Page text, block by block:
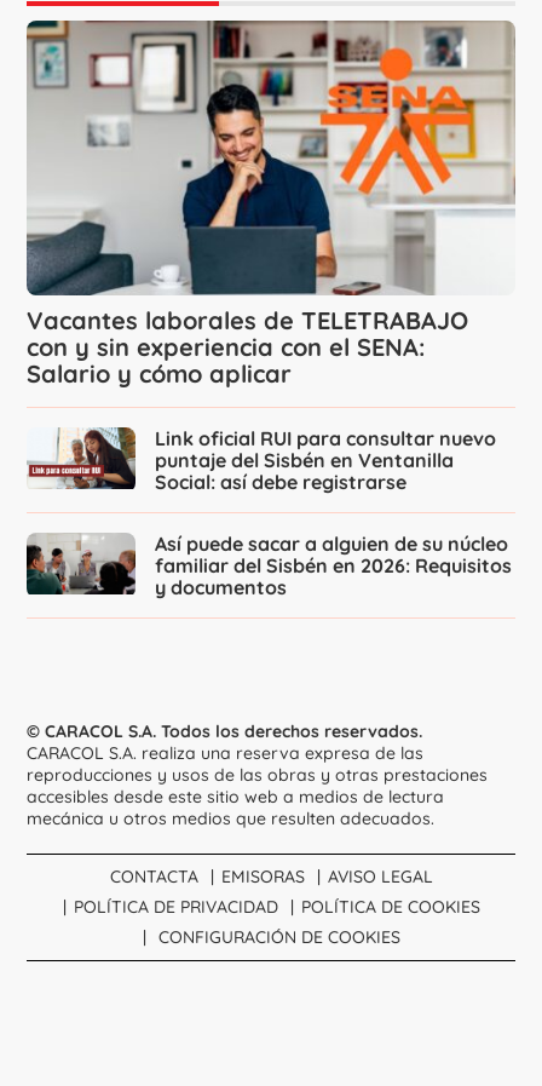
Vacantes laborales de TELETRABAJO
con y sin experiencia con el SENA:
Salario y cómo aplicar
Link oficial RUI para consultar nuevo
puntaje del Sisbén en Ventanilla
Social: así debe registrarse
Así puede sacar a alguien de su núcleo
familiar del Sisbén en 2026: Requisitos
y documentos
© CARACOL S.A. Todos los derechos reservados.
CARACOL S.A. realiza una reserva expresa de las
reproducciones y usos de las obras y otras prestaciones
accesibles desde este sitio web a medios de lectura
mecánica u otros medios que resulten adecuados.
CONTACTA EMISORAS
AVISO LEGAL
POLÍTICA DE PRIVACIDAD
POLÍTICA DE COOKIES
CONFIGURACIÓN DE COOKIES